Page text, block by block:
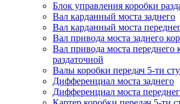
Блок управления коробки
Вал карданный моста заднего
Вал карданный моста
Вал привода моста заднего
Вал привода моста переднего
раздаточной
Валы коробки передач 5-ти
Дифференциал моста заднего
Дифференциал моста